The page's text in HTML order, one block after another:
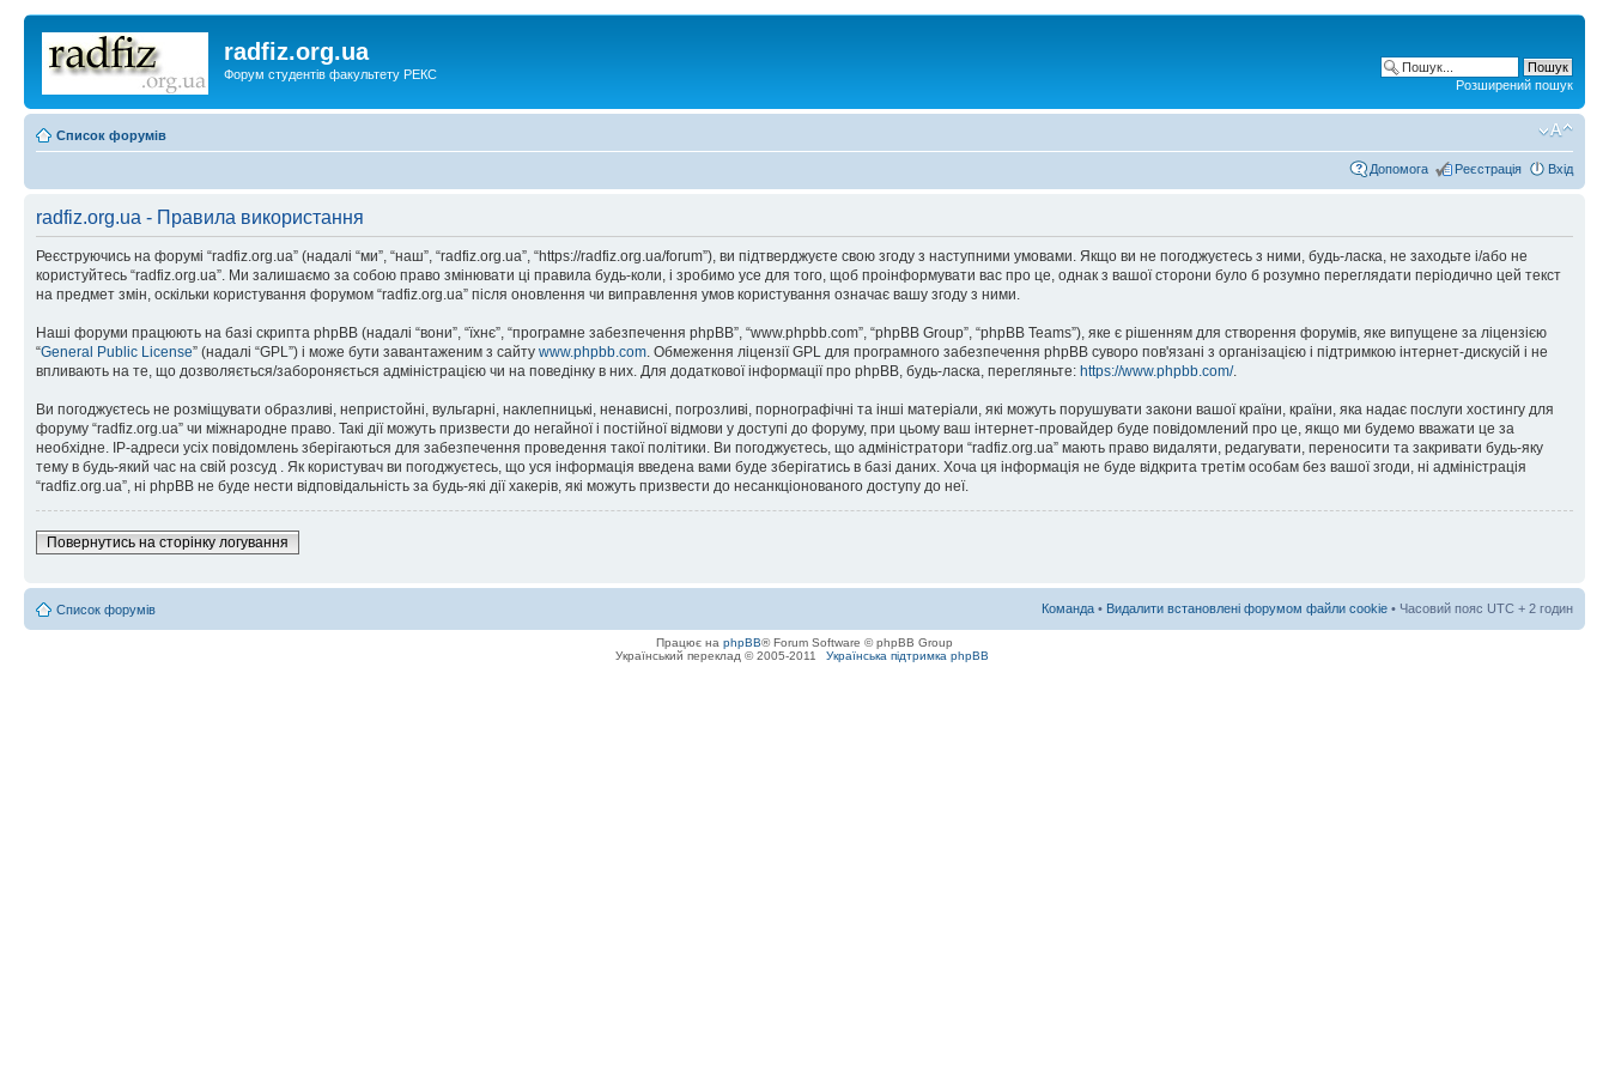
radfiz.org.ua
Форум студентів факультету РЕКС
Розширений пошук
Список форумів
Допомога Реєстрація Вхід
radfiz.org.ua - Правила використання
Реєструючись на форумі “radfiz.org.ua” (надалі “ми”, “наш”, “radfiz.org.ua”, “https://radfiz.org.ua/forum”), ви підтверджуєте свою згоду з наступними умовами. Якщо ви не погоджуєтесь з ними, будь-ласка, не заходьте і/або не
користуйтесь “radfiz.org.ua”. Ми залишаємо за собою право змінювати ці правила будь-коли, і зробимо усе для того, щоб проінформувати вас про це, однак з вашої сторони було б розумно переглядати періодично цей текст
на предмет змін, оскільки користування форумом “radfiz.org.ua” після оновлення чи виправлення умов користування означає вашу згоду з ними.
Наші форуми працюють на базі скрипта phpBB (надалі “вони”, “їхнє”, “програмне забезпечення phpBB”, “www.phpbb.com”, “phpBB Group”, “phpBB Teams”), яке є рішенням для створення форумів, яке випущене за ліцензією
“General Public License” (надалі “GPL”) і може бути завантаженим з сайту www.phpbb.com . Обмеження ліцензії GPL для програмного забезпечення phpBB суворо пов'язані з організацією і підтримкою інтернет-дискусій і не
впливають на те, що дозволяється/забороняється адміністрацією чи на поведінку в них. Для додаткової інформації про phpBB, будь-ласка, перегляньте: https://www.phpbb.com/.
Ви погоджуєтесь не розміщувати образливі, непристойні, вульгарні, наклепницькі, ненависні, погрозливі, порнографічні та інші матеріали, які можуть порушувати закони вашої країни, країни, яка надає послуги хостингу для
форуму “radfiz.org.ua” чи міжнародне право. Такі дії можуть призвести до негайної і постійної відмови у доступі до форуму, при цьому ваш інтернет-провайдер буде повідомлений про це, якщо ми будемо вважати це за
необхідне. IP-адреси усіх повідомлень зберігаються для забезпечення проведення такої політики. Ви погоджуєтесь, що адміністратори “radfiz.org.ua” мають право видаляти, редагувати, переносити та закривати будь-яку
тему в будь-який час на свій розсуд . Як користувач ви погоджуєтесь, що уся інформація введена вами буде зберігатись в базі даних. Хоча ця інформація не буде відкрита третім особам без вашої згоди, ні адміністрація
“radfiz.org.ua”, ні phpBB не буде нести відповідальність за будь-які дії хакерів, які можуть призвести до несанкціонованого доступу до неї.
Повернутись на сторінку логування
Список форумів Команда • Видалити встановлені форумом файли cookie • Часовий пояс UTC + 2 годин
Працює на phpBB® Forum Software © phpBB Group
Український переклад © 2005-2011
Українська підтримка phpBB